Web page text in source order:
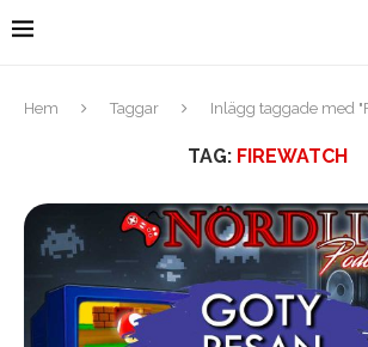
Hem Taggar Inlägg taggade med
TAG: FIREWATCH